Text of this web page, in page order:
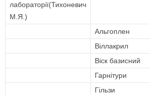
лабораторії(Тихоневич
М.Я.)
Альгоплен
Віллакрил
Віск базисний
Гарнітури
Гільзи